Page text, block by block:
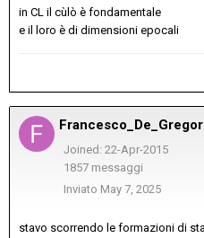
in CL il cùlò è fondamentale
e il loro è di dimensioni epocali
Joined: 22-Apr-2015
1857 messaggi
Inviato May 7, 2025
stavo scorrendo le formazioni di